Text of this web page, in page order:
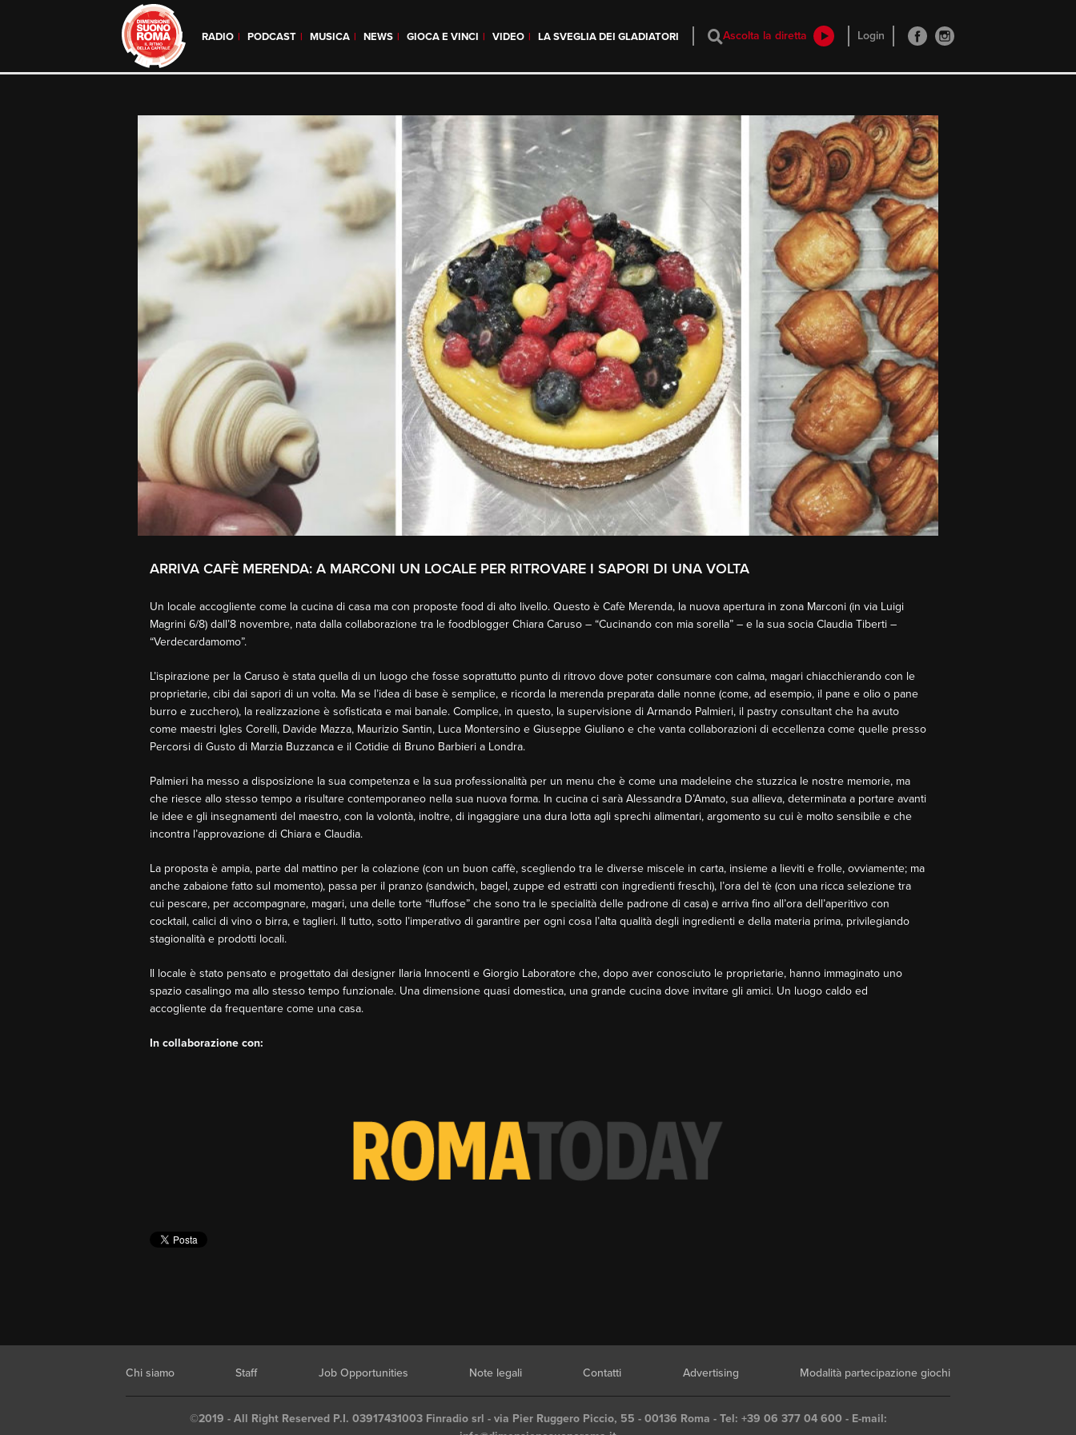
RADIO PODCAST MUSICA NEWS GIOCA E VINCI VIDEO LA SVEGLIA DEI GLADIATORI Ascolta la diretta Login
ARRIVA CAFÈ MERENDA: A MARCONI UN LOCALE PER RITROVARE I SAPORI DI UNA VOLTA
Un locale accogliente come la cucina di casa ma con proposte food di alto livello. Questo è Cafè Merenda, la nuova apertura in zona Marconi (in via Luigi
Magrini 6/8) dall’8 novembre, nata dalla collaborazione tra le foodblogger Chiara Caruso – “Cucinando con mia sorella” – e la sua socia Claudia Tiberti –
“Verdecardamomo”.
L’ispirazione per la Caruso è stata quella di un luogo che fosse soprattutto punto di ritrovo dove poter consumare con calma, magari chiacchierando con le
proprietarie, cibi dai sapori di un volta. Ma se l’idea di base è semplice, e ricorda la merenda preparata dalle nonne (come, ad esempio, il pane e olio o pane
burro e zucchero), la realizzazione è sofisticata e mai banale. Complice, in questo, la supervisione di Armando Palmieri, il pastry consultant che ha avuto
come maestri Igles Corelli, Davide Mazza, Maurizio Santin, Luca Montersino e Giuseppe Giuliano e che vanta collaborazioni di eccellenza come quelle presso
Percorsi di Gusto di Marzia Buzzanca e il Cotidie di Bruno Barbieri a Londra.
Palmieri ha messo a disposizione la sua competenza e la sua professionalità per un menu che è come una madeleine che stuzzica le nostre memorie, ma
che riesce allo stesso tempo a risultare contemporaneo nella sua nuova forma. In cucina ci sarà Alessandra D’Amato, sua allieva, determinata a portare avanti
le idee e gli insegnamenti del maestro, con la volontà, inoltre, di ingaggiare una dura lotta agli sprechi alimentari, argomento su cui è molto sensibile e che
incontra l’approvazione di Chiara e Claudia.
La proposta è ampia, parte dal mattino per la colazione (con un buon caffè, scegliendo tra le diverse miscele in carta, insieme a lieviti e frolle, ovviamente; ma
anche zabaione fatto sul momento), passa per il pranzo (sandwich, bagel, zuppe ed estratti con ingredienti freschi), l’ora del tè (con una ricca selezione tra
cui pescare, per accompagnare, magari, una delle torte “fluffose” che sono tra le specialità delle padrone di casa) e arriva fino all’ora dell’aperitivo con
cocktail, calici di vino o birra, e taglieri. Il tutto, sotto l’imperativo di garantire per ogni cosa l’alta qualità degli ingredienti e della materia prima, privilegiando
stagionalità e prodotti locali.
Il locale è stato pensato e progettato dai designer Ilaria Innocenti e Giorgio Laboratore che, dopo aver conosciuto le proprietarie, hanno immaginato uno
spazio casalingo ma allo stesso tempo funzionale. Una dimensione quasi domestica, una grande cucina dove invitare gli amici. Un luogo caldo ed
accogliente da frequentare come una casa.
In collaborazione con:
Chi siamo Staff Job Opportunities Note legali Contatti Advertising Modalità partecipazione giochi
©2019 - All Right Reserved P.I. 03917431003 Finradio srl - via Pier Ruggero Piccio, 55 - 00136 Roma - Tel: +39 06 377 04 600 - E-mail: